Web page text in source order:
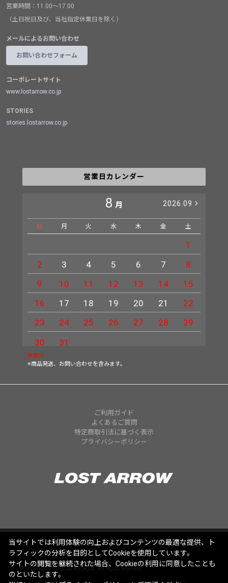
営業時間：11:00～17:00
（土日祝日及び、当社指定休業日を除く）
メールによるお問い合わせ
お問い合わせフォーム
コーポレートサイト
www.lostarrow.co.jp
STORIES
stories.lostarrow.co.jp
営業日カレンダー
8 月 2026.09
日 月 火 水 木 金 土
1
2
3 4 5 6 7
8
9
10 11 12 13 14
15
16
17 18 19 20 21
22
23
24 25 26 27 28
29
30
31
休業日
※商品発送、お問い合わせを含みます。
ご利用ガイド
よくあるご質問
特定商取引法に基づく表示
プライバシーポリシー
© Copyright 2025 Lost Arrow,Inc. All rights reserved.
当サイトでは利用体験の向上およびコンテンツの最適な提供、ト
ラフィックの分析を目的としてCookieを使用しています。
サイトの閲覧を継続された場合、Cookieの利用に同意したことも
のといたします。